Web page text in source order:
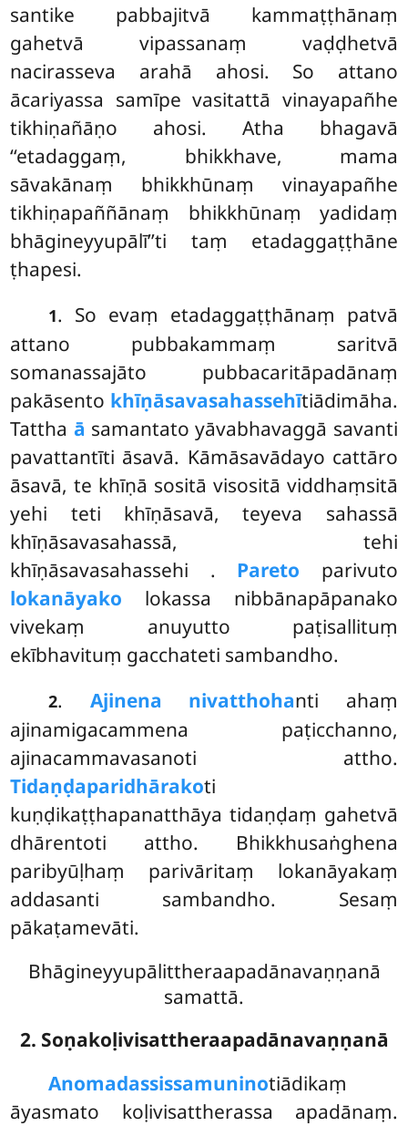
santike pabbajitvā kammaṭṭhānaṃ
gahetvā vipassanaṃ vaḍḍhetvā
nacirasseva arahā ahosi. So attano
ācariyassa samīpe vasitattā vinayapañhe
tikhiṇañāṇo ahosi. Atha bhagavā
‘‘etadaggaṃ, bhikkhave, mama
sāvakānaṃ bhikkhūnaṃ vinayapañhe
tikhiṇapaññānaṃ bhikkhūnaṃ yadidaṃ
bhāgineyyupālī’’ti taṃ etadaggaṭṭhāne
ṭhapesi.
1. So evaṃ etadaggaṭṭhānaṃ patvā
attano pubbakammaṃ saritvā
somanassajāto pubbacaritāpadānaṃ
pakāsento khīṇāsavasahassehītiādimāha.
Tattha ā samantato yāvabhavaggā savanti
pavattantīti āsavā. Kāmāsavādayo cattāro
āsavā, te khīṇā sositā visositā viddhaṃsitā
yehi teti khīṇāsavā, teyeva sahassā
khīṇāsavasahassā, tehi
khīṇāsavasahassehi . Pareto parivuto
lokanāyako lokassa nibbānapāpanako
vivekaṃ anuyutto paṭisallituṃ
ekībhavituṃ gacchateti sambandho.
2. Ajinena nivatthohanti ahaṃ
ajinamigacammena paṭicchanno,
ajinacammavasanoti attho.
Tidaṇḍaparidhārakoti
kuṇḍikaṭṭhapanatthāya tidaṇḍaṃ gahetvā
dhārentoti attho. Bhikkhusaṅghena
paribyūḷhaṃ parivāritaṃ lokanāyakaṃ
addasanti sambandho. Sesaṃ
pākaṭamevāti.
Bhāgineyyupālittheraapadānavaṇṇanā
samattā.
2. Soṇakoḷivisattheraapadānavaṇṇanā
Anomadassissamuninotiādikaṃ
āyasmato koḷivisattherassa apadānaṃ.